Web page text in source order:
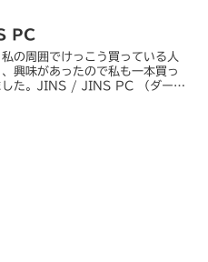
PC
の周囲でけっこう買っている人
興味があったので私も一本買っ
した。JINS / JINS PC （ダーク